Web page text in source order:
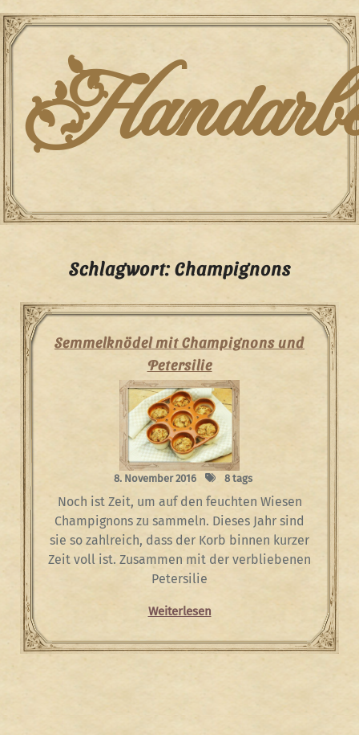
Skip
to
content
Schlagwort:Champignons
Semmelknödel mit Champignons und
Petersilie
8. November 2016 8 tags
Noch ist Zeit, um auf den feuchten Wiesen
Champignons zu sammeln. Dieses Jahr sind
sie so zahlreich, dass der Korb binnen kurzer
Zeit voll ist. Zusammen mit der verbliebenen
Petersilie
Weiterlesen